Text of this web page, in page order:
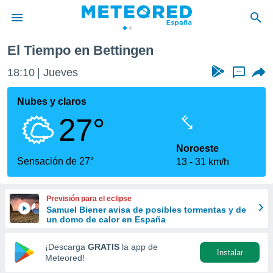
de
por
que se
calidad.
a este
las
y
forma
digital
basada
El Tiempo en Bettingen
18:10 Jueves ...
Nubes y claros
27°
Sensación de 27°
Noroeste
13
31 km/h
Previsión para el eclipse
Samuel Biener avisa de posibles tormentas y de
un domo de calor en España
¡Descarga GRATIS la app de
Meteored!
Instalar